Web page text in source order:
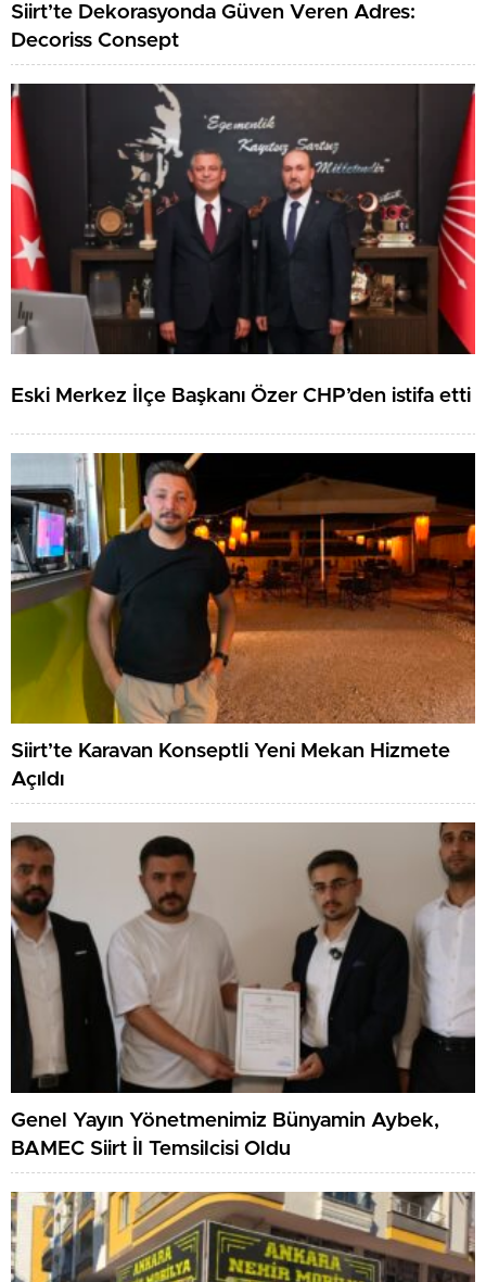
Siirt’te Dekorasyonda Güven Veren Adres:
Decoriss Consept
Eski Merkez İlçe Başkanı Özer CHP’den istifa etti
Siirt’te Karavan Konseptli Yeni Mekan Hizmete
Açıldı
Genel Yayın Yönetmenimiz Bünyamin Aybek,
BAMEC Siirt İl Temsilcisi Oldu